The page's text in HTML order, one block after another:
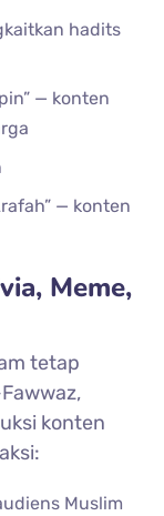
hadits
— konten
— konten
Meme,
tetap
konten
Muslim